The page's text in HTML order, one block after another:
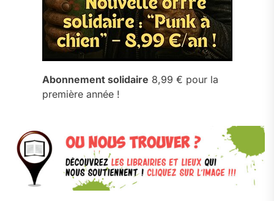
Abonnement solidaire 8,99 € pour la
première année !